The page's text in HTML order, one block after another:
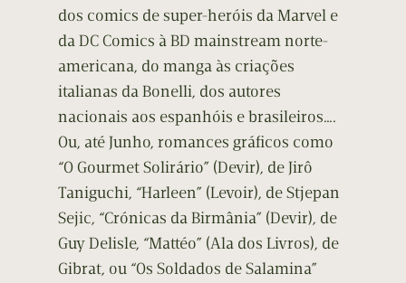
dos comics de super-heróis da Marvel e
da DC Comics à BD mainstream norte-
americana, do manga às criações
italianas da Bonelli, dos autores
nacionais aos espanhóis e brasileiros….
Ou, até Junho, romances gráficos como
“O Gourmet Solirário” (Devir), de Jirô
Taniguchi, “Harleen” (Levoir), de Stjepan
Sejic, “Crónicas da Birmânia” (Devir), de
Guy Delisle, “Mattéo” (Ala dos Livros), de
Gibrat, ou “Os Soldados de Salamina”